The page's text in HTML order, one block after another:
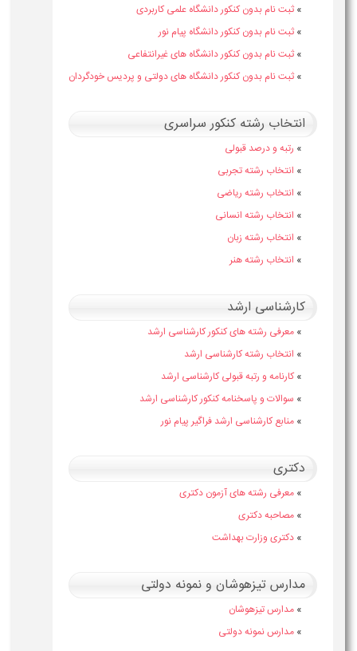
» ثبت نام بدون کنکور دانشگاه علمی کاربردی
» ثبت نام بدون کنکور دانشگاه پیام نور
» ثبت نام بدون کنکور دانشگاه های غیرانتفاعی
» ثبت نام بدون کنکور دانشگاه های دولتی و پردیس خودگردان
انتخاب رشته کنکور سراسری
» رتبه و درصد قبولی
» انتخاب رشته تجربی
» انتخاب رشته ریاضی
» انتخاب رشته انسانی
» انتخاب رشته زبان
» انتخاب رشته هنر
کارشناسی ارشد
» معرفی رشته های کنکور کارشناسی ارشد
» انتخاب رشته کارشناسی ارشد
» کارنامه و رتبه قبولی کارشناسی ارشد
» سوالات و پاسخنامه کنکور کارشناسی ارشد
» منابع کارشناسی ارشد فراگیر پیام نور
دکتری
» معرفی رشته های آزمون دکتری
» مصاحبه دکتری
» دکتری وزارت بهداشت
مدارس تیزهوشان و نمونه دولتی
» مدارس تیزهوشان
» مدارس نمونه دولتی